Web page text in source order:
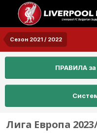
Сезон 2021 / 2022
ПРАВИЛА за
Лига Европа